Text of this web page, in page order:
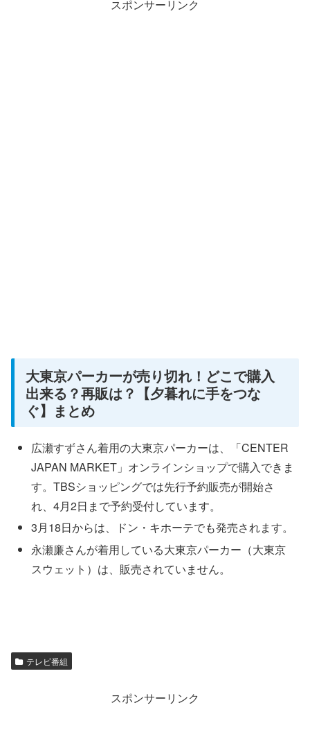
スポンサーリンク
大東京パーカーが売り切れ！どこで購入
出来る？再販は？【夕暮れに手をつな
ぐ】まとめ
広瀬すずさん着用の大東京パーカーは、「CENTER
JAPAN MARKET」オンラインショップで購入できま
す。TBSショッピングでは先行予約販売が開始さ
れ、4月2日まで予約受付しています。
3月18日からは、ドン・キホーテでも発売されます。
永瀬廉さんが着用している大東京パーカー（大東京
スウェット）は、販売されていません。
テレビ番組
スポンサーリンク